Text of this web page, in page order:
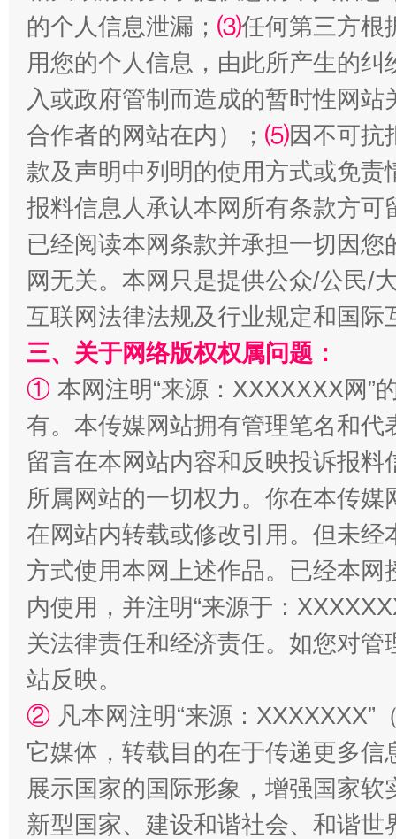
揭批美国五大"原罪" "炒
解纷+调解+退费，一次搞定
站台名比不上好声名
的个人信息泄漏； ⑶任何第三方根
用您的个人信息，由此所产生的纠
入或政府管制而造成的暂时性网
合作者的网站在内）； ⑸因不可抗
款及声明中列明的使用方式或免责
报料信息人承认本网所有条款方
已经阅读本网条款并承担一切因
网无关。本网只是提供公众/公民/
互联网法律法规及行业规定和国
三、关于网络版权权属问题：
① 本网注明“来源：XXXXXXX网”
有。本传媒网站拥有管理笔名和
留言在本网站内容和反映投诉报
所属网站的一切权力。你在本传
在网站内转载或修改引用。但未
方式使用本网上述作品。已经本
内使用，并注明“来源于：
关法律责任和经济责任。如您对
站反映。
② 凡本网注明“来源：
它媒体，转载目的在于传递更多
展示国家的国际形象，增强国家
新型国家、建设和谐社会、和谐